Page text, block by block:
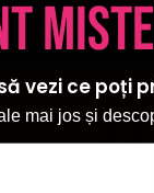
vezi ce poți
mai jos și